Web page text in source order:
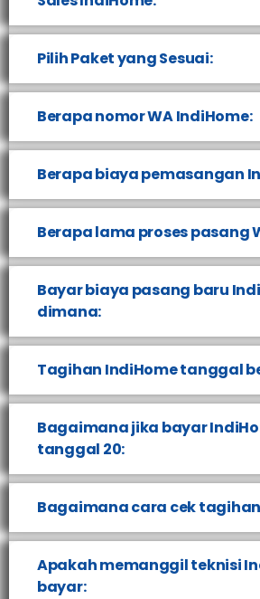
Pilih Paket yang Sesuai:
Berapa nomor WA IndiHome:
Berapa biaya pemasangan
Berapa lama proses pasang
Bayar biaya pasang baru
dimana:
Tagihan IndiHome tanggal
Bagaimana jika bayar
tanggal 20:
Bagaimana cara cek
Apakah memanggil teknisi
bayar: